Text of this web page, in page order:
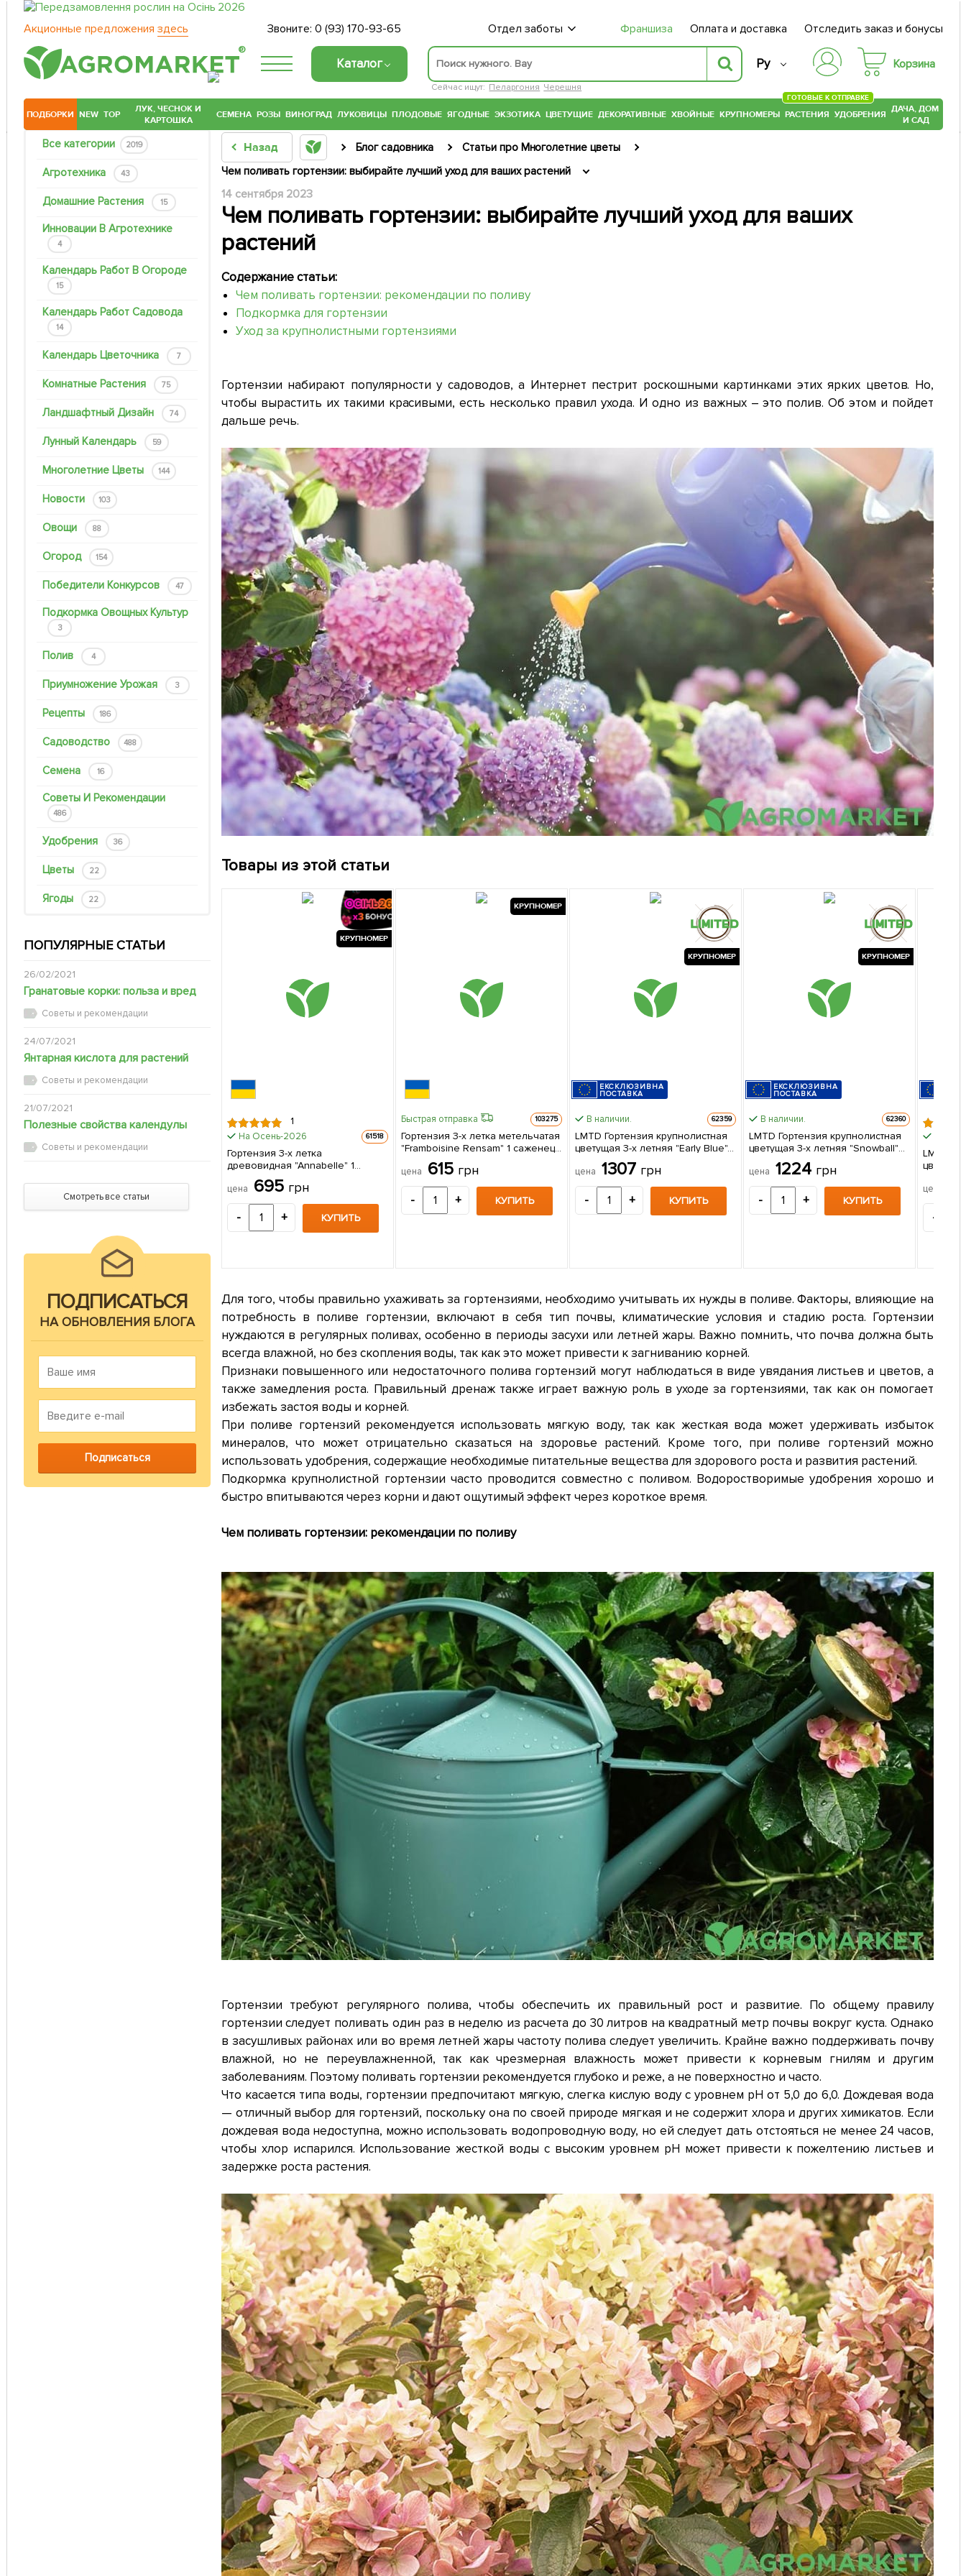
Акционные предложения здесь Звоните:0 (93) 170-93-65 Отдел заботы Франшиза Оплата и доставка Отследить заказ и бонусы
®
Каталог
Сейчас ищут: Пеларгония Черешня
Ру Корзина
ПОДБОРКИ NEW TOP
ЛУК, ЧЕСНОК И
КАРТОШКА
СЕМЕНА РОЗЫ ВИНОГРАД ЛУКОВИЦЫ ПЛОДОВЫЕ ЯГОДНЫЕ ЭКЗОТИКА ЦВЕТУЩИЕ ДЕКОРАТИВНЫЕ ХВОЙНЫЕ КРУПНОМЕРЫ РАСТЕНИЯ
ГОТОВЫЕ К ОТПРАВКЕ
УДОБРЕНИЯ ДАЧА, ДОМ
И САД
Все категории 2019
Агротехника 43
Домашние Растения 15
Инновации В Агротехнике
4
Календарь Работ В Огороде
15
Календарь Работ Садовода
14
Календарь Цветочника 7
Комнатные Растения 75
Ландшафтный Дизайн 74
Лунный Календарь 59
Многолетние Цветы 144
Новости 103
Овощи 88
Огород 154
Победители Конкурсов 47
Подкормка Овощных Культур
3
Полив 4
Приумножение Урожая 3
Рецепты 186
Садоводство 488
Семена 16
Советы И Рекомендации
486
Удобрения 36
Цветы 22
Ягоды 22
ПОПУЛЯРНЫЕ СТАТЬИ
26/02/2021
Гранатовые корки: польза и вред
Советы и рекомендации
24/07/2021
Янтарная кислота для растений
Советы и рекомендации
21/07/2021
Полезные свойства календулы
Советы и рекомендации
Смотреть все статьи
ПОДПИСАТЬСЯ
НА ОБНОВЛЕНИЯ БЛОГА
Назад Блог садовника
Статьи про Многолетние цветы
Чем поливать гортензии: выбирайте лучший уход для ваших растений
14 сентября 2023
Чем поливать гортензии: выбирайте лучший уход для ваших
растений
Содержание статьи:
Чем поливать гортензии: рекомендации по поливу
Подкормка для гортензии
Уход за крупнолистными гортензиями
Гортензии набирают популярности у садоводов, а Интернет пестрит роскошными картинками этих ярких цветов. Но,
чтобы вырастить их такими красивыми, есть несколько правил ухода. И одно из важных – это полив. Об этом и пойдет
дальше речь.
Товары из этой статьи
КРУПНОМЕР
1
На Осень-2026 61518
Гортензия 3-х летка
древовидная "Annabelle" 1
саженец в упаковке
цена 695 грн
- + КУПИТЬ
КРУПНОМЕР
Быстрая отправка 103275
Гортензия 3-х летка метельчатая
"Framboisine Rensam" 1 саженец
в упаковке
цена 615 грн
- + КУПИТЬ
КРУПНОМЕР
ЕКСКЛЮЗИВНА
ПОСТАВКА
В наличии. 62359
LMTD Гортензия крупнолистная
цветущая 3-х летняя "Early Blue"
(30-40см) из Нидерландов 1
саженец в упаковке
цена 1307 грн
- + КУПИТЬ
КРУПНОМЕР
ЕКСКЛЮЗИВНА
ПОСТАВКА
В наличии. 62360
LMTD Гортензия крупнолистная
цветущая 3-х летняя "Snowball"
(30-40см) из Нидерландов 1
саженец в упаковке
цена 1224 грн
- + КУПИТЬ
LMTD
цена
-
Для того, чтобы правильно ухаживать за гортензиями, необходимо учитывать их нужды в поливе. Факторы, влияющие на
потребность в поливе гортензии, включают в себя тип почвы, климатические условия и стадию роста. Гортензии
нуждаются в регулярных поливах, особенно в периоды засухи или летней жары. Важно помнить, что почва должна быть
всегда влажной, но без скопления воды, так как это может привести к загниванию корней.
Признаки повышенного или недостаточного полива гортензий могут наблюдаться в виде увядания листьев и цветов, а
также замедления роста. Правильный дренаж также играет важную роль в уходе за гортензиями, так как он помогает
избежать застоя воды и корней.
При поливе гортензий рекомендуется использовать мягкую воду, так как жесткая вода может удерживать избыток
минералов, что может отрицательно сказаться на здоровье растений. Кроме того, при поливе гортензий можно
использовать удобрения, содержащие необходимые питательные вещества для здорового роста и развития растений.
Подкормка крупнолистной гортензии часто проводится совместно с поливом. Водоростворимые удобрения хорошо и
быстро впитываются через корни и дают ощутимый эффект через короткое время.
Чем поливать гортензии: рекомендации по поливу
Гортензии требуют регулярного полива, чтобы обеспечить их правильный рост и развитие. По общему правилу
гортензии следует поливать один раз в неделю из расчета до 30 литров на квадратный метр почвы вокруг куста. Однако
в засушливых районах или во время летней жары частоту полива следует увеличить. Крайне важно поддерживать почву
влажной, но не переувлажненной, так как чрезмерная влажность может привести к корневым гнилям и другим
заболеваниям. Поэтому поливать гортензии рекомендуется глубоко и реже, а не поверхностно и часто.
Что касается типа воды, гортензии предпочитают мягкую, слегка кислую воду с уровнем pH от 5,0 до 6,0. Дождевая вода
— отличный выбор для гортензий, поскольку она по своей природе мягкая и не содержит хлора и других химикатов. Если
дождевая вода недоступна, можно использовать водопроводную воду, но ей следует дать отстояться не менее 24 часов,
чтобы хлор испарился. Использование жесткой воды с высоким уровнем pH может привести к пожелтению листьев и
задержке роста растения.